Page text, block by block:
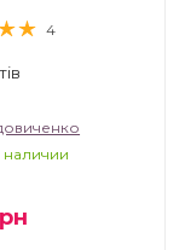
4
наличии